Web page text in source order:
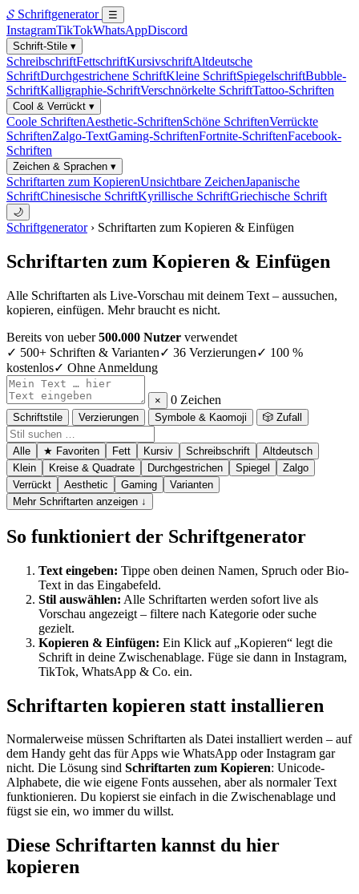
𝓢 Schriftgenerator ☰
InstagramTikTokWhatsAppDiscord
Schrift-Stile ▾
SchreibschriftFettschriftKursivschriftAltdeutsche
SchriftDurchgestrichene SchriftKleine SchriftSpiegelschriftBubble-
SchriftKalligraphie-SchriftVerschnörkelte SchriftTattoo-Schriften
Cool & Verrückt ▾
Coole SchriftenAesthetic-SchriftenSchöne SchriftenVerrückte
SchriftenZalgo-TextGaming-SchriftenFortnite-SchriftenFacebook-
Schriften
Zeichen & Sprachen ▾
Schriftarten zum KopierenUnsichtbare ZeichenJapanische
SchriftChinesische SchriftKyrillische SchriftGriechische Schrift
🌙
Schriftgenerator› Schriftarten zum Kopieren & Einfügen
Schriftarten zum Kopieren & Einfügen
Alle Schriftarten als Live-Vorschau mit deinem Text – aussuchen,
kopieren, einfügen. Mehr braucht es nicht.
Bereits von ueber500.000 Nutzer verwendet
✓ 500+ Schriften & Varianten✓ 36 Verzierungen✓ 100 %
kostenlos✓ Ohne Anmeldung
× 0 Zeichen
Schriftstile Verzierungen Symbole & Kaomoji 🎲 Zufall
Alle ★ Favoriten Fett Kursiv Schreibschrift
Altdeutsch
Klein
Kreise & Quadrate Durchgestrichen Spiegel
Zalgo
Verrückt
Aesthetic Gaming
Varianten
Mehr Schriftarten anzeigen ↓
So funktioniert der Schriftgenerator
Text eingeben: Tippe oben deinen Namen, Spruch oder Bio-
Text in das Eingabefeld.
Stil auswählen: Alle Schriftarten werden sofort live als
Vorschau angezeigt – filtere nach Kategorie oder suche
gezielt.
Kopieren & Einfügen: Ein Klick auf „Kopieren“ legt die
Schrift in deine Zwischenablage. Füge sie dann in Instagram,
TikTok, WhatsApp & Co. ein.
Schriftarten kopieren statt installieren
Normalerweise müssen Schriftarten als Datei installiert werden – auf
dem Handy geht das für Apps wie WhatsApp oder Instagram gar
nicht. Die Lösung sind Schriftarten zum Kopieren: Unicode-
Alphabete, die wie eigene Fonts aussehen, aber als normaler Text
funktionieren. Du kopierst sie einfach in die Zwischenablage und
fügst sie ein, wo immer du willst.
Diese Schriftarten kannst du hier
kopieren